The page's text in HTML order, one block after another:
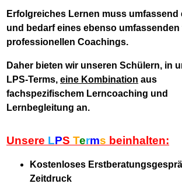
Erfolgreiches Lernen muss umfassend
und bedarf eines ebenso umfassenden
professionellen Coachings.
Daher bieten wir unseren Schülern, in
LPS-Terms, eine Kombination aus
fachspezifischem Lerncoaching und
Lernbegleitung an.
Unsere LPS Terms beinhalten:
Kostenloses
Zeitdruck